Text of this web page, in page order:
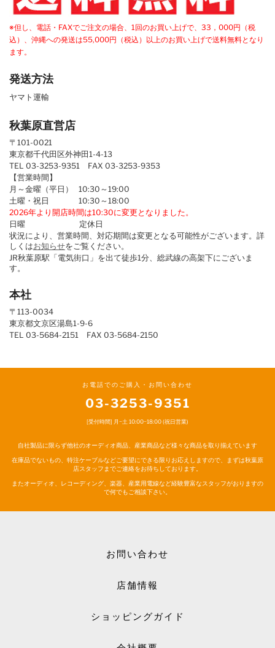
※但し、電話・FAXでご注文の場合、1回のお買い上げで、33，000円（税
込）、沖縄への発送は55,000円（税込）以上のお買い上げで送料無料となり
ます。
発送方法
ヤマト運輸
秋葉原直営店
〒101-0021
東京都千代田区外神田1-4-13
TEL 03-3253-9351 FAX 03-3253-9353
【営業時間】
月～金曜（平日） 10:30～19:00
土曜・祝日 10:30～18:00
2026年より開店時間は10:30に変更となりました。
日曜 定休日
状況により、営業時間、対応期間は変更となる可能性がございます。詳
しくはお知らせをご覧ください。
JR秋葉原駅「電気街口」を出て徒歩1分、総武線の高架下にございま
す。
本社
〒113-0034
東京都文京区湯島1-9-6
TEL 03-5684-2151 FAX 03-5684-2150
お電話でのご購入・お問い合わせ
03-3253-9351
[受付時間] 月~土 10:00~18:00 (祝日営業)
自社製品に限らず他社のオーディオ商品、産業商品など様々な商品を取り揃えています
在庫品でないもの、特注ケーブルなどご要望にできる限りお応えしますので、まずは秋葉原
店スタッフまでご連絡をお待ちしております。
またオーディオ、レコーディング、楽器、産業用電線など経験豊富なスタッフがおりますの
で何でもご相談下さい。
お問い合わせ
店舗情報
ショッピングガイド